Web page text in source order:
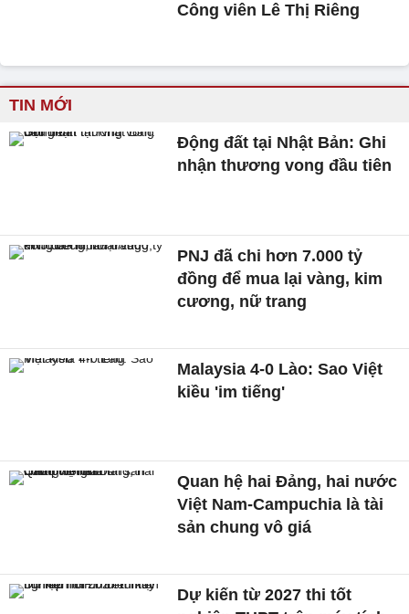
Công viên Lê Thị Riêng
TIN MỚI
Động đất tại Nhật Bản: Ghi
nhận thương vong đầu tiên
PNJ đã chi hơn 7.000 tỷ
đồng để mua lại vàng, kim
cương, nữ trang
Malaysia 4-0 Lào: Sao Việt
kiều 'im tiếng'
Quan hệ hai Đảng, hai nước
Việt Nam-Campuchia là tài
sản chung vô giá ​
Dự kiến từ 2027 thi tốt